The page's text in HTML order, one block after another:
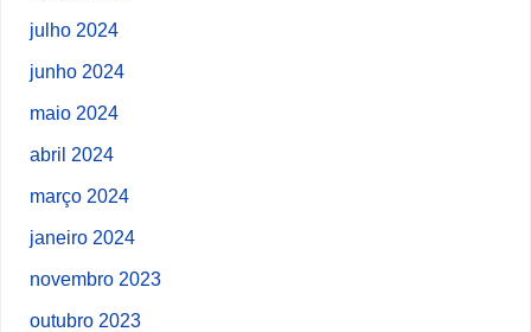
julho 2024
junho 2024
maio 2024
abril 2024
março 2024
janeiro 2024
novembro 2023
outubro 2023